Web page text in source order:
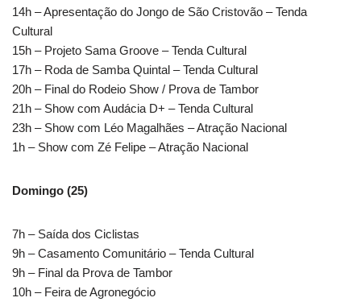
14h – Apresentação do Jongo de São Cristovão – Tenda
Cultural
15h – Projeto Sama Groove – Tenda Cultural
17h – Roda de Samba Quintal – Tenda Cultural
20h – Final do Rodeio Show / Prova de Tambor
21h – Show com Audácia D+ – Tenda Cultural
23h – Show com Léo Magalhães – Atração Nacional
1h – Show com Zé Felipe – Atração Nacional
Domingo (25)
7h – Saída dos Ciclistas
9h – Casamento Comunitário – Tenda Cultural
9h – Final da Prova de Tambor
10h – Feira de Agronegócio